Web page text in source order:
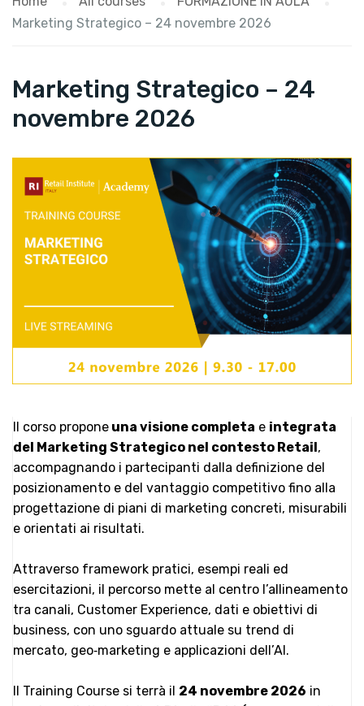
Marketing Strategico – 24 novembre 2026
Marketing Strategico – 24
novembre 2026
Il corso propone una visione completa e integrata
del Marketing Strategico nel contesto Retail,
accompagnando i partecipanti dalla definizione del
posizionamento e del vantaggio competitivo fino alla
progettazione di piani di marketing concreti, misurabili
e orientati ai risultati.
Attraverso framework pratici, esempi reali ed
esercitazioni, il percorso mette al centro l’allineamento
tra canali, Customer Experience, dati e obiettivi di
business, con uno sguardo attuale su trend di
mercato, geo‑marketing e applicazioni dell’AI.
Il Training Course si terrà il 24 novembre 2026 in